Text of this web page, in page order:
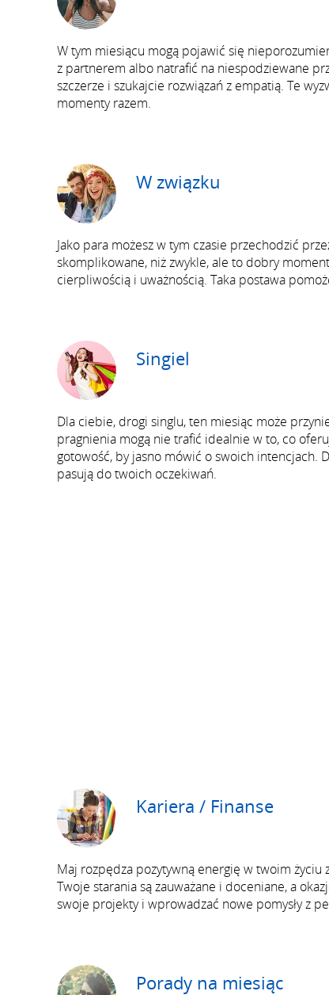
W tym miesiącu mogą pojawić się
z partnerem albo natrafić na niespodziewane
szczerze i szukajcie rozwiązań z empatią. Te
momenty razem.
W związku
Jako para możesz w tym czasie przechodzić
skomplikowane, niż zwykle, ale to dobry
cierpliwością i uważnością. Taka postawa
Singiel
Dla ciebie, drogi singlu, ten miesiąc może
pragnienia mogą nie trafić idealnie w to, co
gotowość, by jasno mówić o swoich
pasują do twoich oczekiwań.
Kariera / Finanse
Maj rozpędza pozytywną energię w twoim
Twoje starania są zauważane i doceniane, a
swoje projekty i wprowadzać nowe pomysły z
Porady na miesiąc